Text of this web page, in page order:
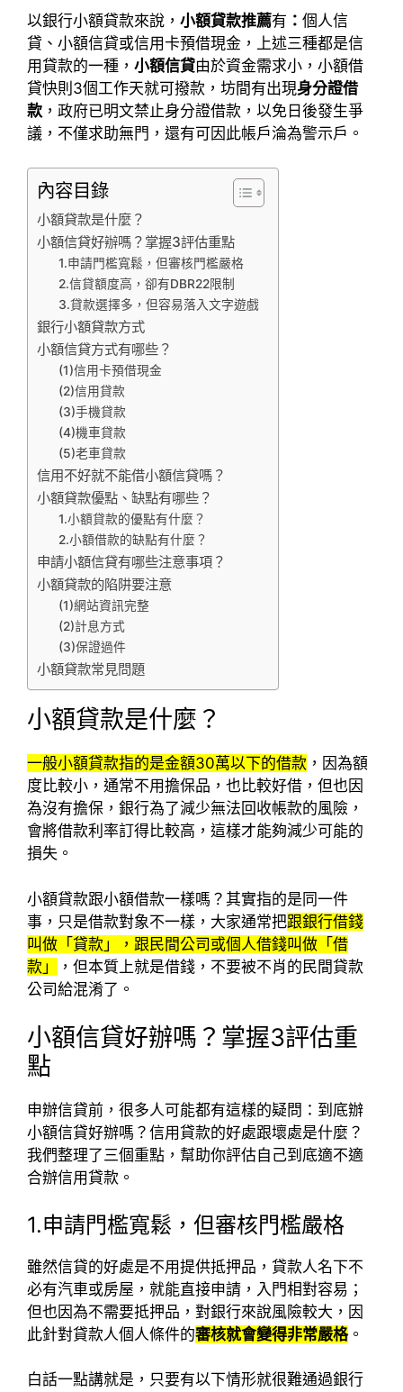
以銀行小額貸款來說， 小額貸款推薦有 ： 個人信
貸、小額信貸或信用卡預借現金，上述三種都是信
用貸款的一種， 小額信貸由於資金需求小，小額借
貸快則3個工作天就可撥款，坊間有出現身分證借
款 ，政府已明文禁止身分證借款，以免日後發生爭
議，不僅求助無門，還有可因此帳戶淪為警示戶。
內容目錄
小額貸款是什麼？
小額信貸好辦嗎？掌握3評估重點
1.申請門檻寬鬆，但審核門檻嚴格
2.信貸額度高，卻有DBR22限制
3.貸款選擇多，但容易落入文字遊戲
銀行小額貸款方式
小額信貸方式有哪些？
(1)信用卡預借現金
(2)信用貸款
(3)手機貸款
(4)機車貸款
(5)老車貸款
信用不好就不能借小額信貸嗎？
小額貸款優點、缺點有哪些？
1.小額貸款的優點有什麼？
2.小額借款的缺點有什麼？
申請小額信貸有哪些注意事項？
小額貸款的陷阱要注意
(1)網站資訊完整
(2)計息方式
(3)保證過件
小額貸款常見問題
小額貸款是什麼？
一般小額貸款指的是金額30萬以下的借款 ，因為額
度比較小，通常不用擔保品，也比較好借，但也因
為沒有擔保，銀行為了減少無法回收帳款的風險，
會將借款利率訂得比較高，這樣才能夠減少可能的
損失。
小額貸款跟小額借款一樣嗎？其實指的是同一件
事，只是借款對象不一樣，大家通常把跟銀行借錢
叫做「貸款」，跟民間公司或個人借錢叫做「借
款」
，但本質上就是借錢，不要被不肖的民間貸款
公司給混淆了。
小額信貸好辦嗎？掌握3評估重
點
申辦信貸前，很多人可能都有這樣的疑問：到底辦
小額信貸好辦嗎？信用貸款的好處跟壞處是什麼？
我們整理了三個重點，幫助你評估自己到底適不適
合辦信用貸款。
1.申請門檻寬鬆，但審核門檻嚴格
雖然信貸的好處是不用提供抵押品，貸款人名下不
必有汽車或房屋，就能直接申請，入門相對容易；
但也因為不需要抵押品，對銀行來說風險較大，因
此針對貸款人個人條件的審核就會變得非常嚴格。
白話一點講就是，只要有以下情形就很難通過銀行